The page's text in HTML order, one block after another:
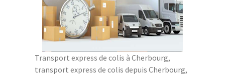
Transport express de colis à Cherbourg,
transport express de colis depuis Cherbourg,